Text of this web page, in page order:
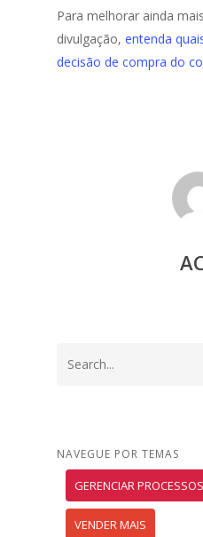
Para melhorar ainda
divulgação, entenda
decisão de compra do
NAVEGUE POR TEMAS
GERENCIAR PROCESSOS
VENDER MAIS